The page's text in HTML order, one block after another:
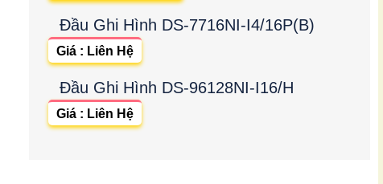
Đầu Ghi Hình DS-7716NI-I4/16P(B)
Giá : Liên Hệ
Đầu Ghi Hình DS-96128NI-I16/H
Giá : Liên Hệ